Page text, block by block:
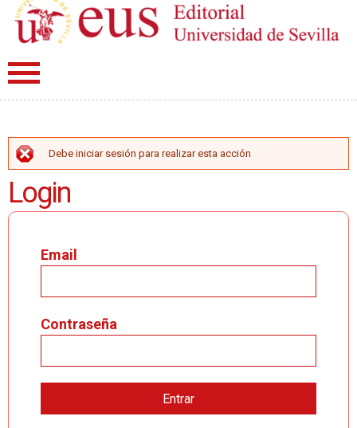
MENSAJE DE ERROR
Debe iniciar sesión para realizar esta acción
Login
Email
Contraseña